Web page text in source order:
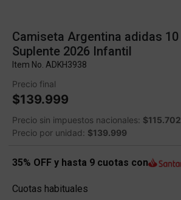
Camiseta Argentina adidas 10
Suplente 2026 Infantil
Item No. ADKH3938
Precio final
$139.999
Precio sin impuestos nacionales: $115.702
Precio por unidad: $139.999
35% OFF y hasta 9 cuotas con
Cuotas habituales